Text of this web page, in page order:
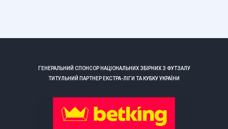
ГЕНЕРАЛЬНИЙ СПОНСОР НАЦІОНАЛЬНИХ ЗБІРНИХ З ФУТЗАЛУ
ТИТУЛЬНИЙ ПАРТНЕР ЕКСТРА-ЛІГИ ТА КУБКУ УКРАЇНИ